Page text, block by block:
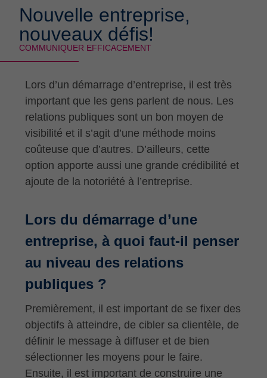
Nouvelle entreprise,
nouveaux défis!
COMMUNIQUER EFFICACEMENT
Lors d’un démarrage d’entreprise, il est très
important que les gens parlent de nous. Les
relations publiques sont un bon moyen de
visibilité et il s’agit d’une méthode moins
coûteuse que d’autres. D’ailleurs, cette
option apporte aussi une grande crédibilité et
ajoute de la notoriété à l’entreprise.
Lors du démarrage d’une
entreprise, à quoi faut-il penser
au niveau des relations
publiques ?
Premièrement, il est important de se fixer des
objectifs à atteindre, de cibler sa clientèle, de
définir le message à diffuser et de bien
sélectionner les moyens pour le faire.
Ensuite, il est important de construire une